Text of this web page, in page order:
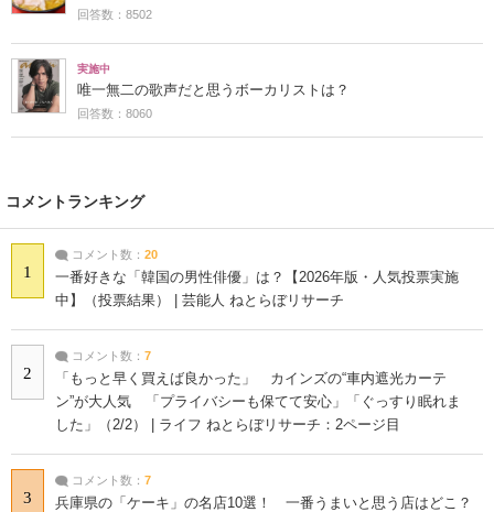
回答数：8502
実施中
唯一無二の歌声だと思うボーカリストは？
回答数：8060
コメントランキング
1
コメント数： 20
一番好きな「韓国の男性俳優」は？【2026年版・人気投票実施
中】（投票結果） | 芸能人 ねとらぼリサーチ
2
コメント数： 7
「もっと早く買えば良かった」 カインズの“車内遮光カーテ
ン”が大人気 「プライバシーも保てて安心」「ぐっすり眠れま
した」（2/2） | ライフ ねとらぼリサーチ：2ページ目
3
コメント数： 7
兵庫県の「ケーキ」の名店10選！ 一番うまいと思う店はどこ？